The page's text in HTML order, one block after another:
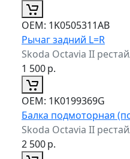
ОЕМ: 1K0505311AB
Рычаг задний L=R
Skoda Octavia II
1 500р.
ОЕМ: 1K0199369G
Балка подмоторная
Skoda Octavia II
2 500р.